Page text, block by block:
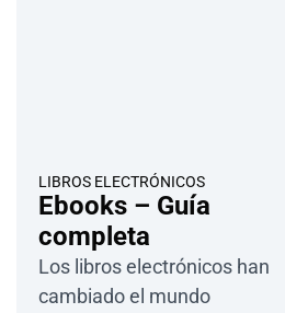
LIBROS ELECTRÓNICOS
Ebooks – Guía
completa
Los libros electrónicos han
cambiado el mundo